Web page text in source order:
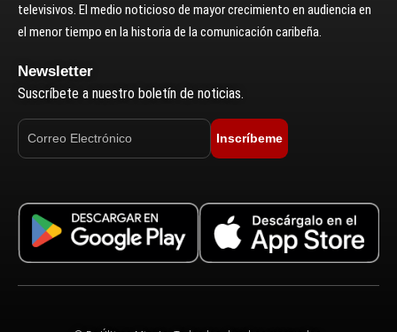
televisivos. El medio noticioso de mayor crecimiento en audiencia en
el menor tiempo en la historia de la comunicación caribeña.
Newsletter
Suscríbete a nuestro boletín de noticias.
Inscríbeme